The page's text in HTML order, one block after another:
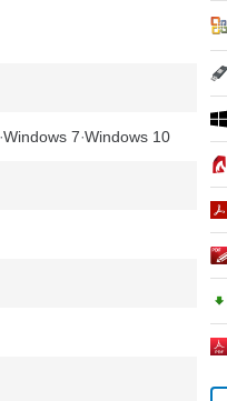
Windows 7 Windows 10